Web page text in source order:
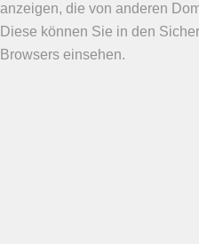
anzeigen, die von anderen
Diese können Sie in den
Browsers einsehen.